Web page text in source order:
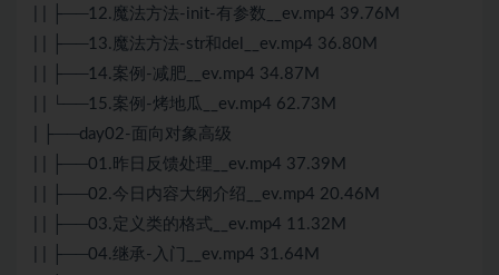
| | ├──12.魔法方法-init-有参数__ev.mp4 39.76M
| | ├──13.魔法方法-str和del__ev.mp4 36.80M
| | ├──14.案例-减肥__ev.mp4 34.87M
| | └──15.案例-烤地瓜__ev.mp4 62.73M
| ├──day02-面向对象高级
| | ├──01.昨日反馈处理__ev.mp4 37.39M
| | ├──02.今日内容大纲介绍__ev.mp4 20.46M
| | ├──03.定义类的格式__ev.mp4 11.32M
| | ├──04.继承-入门__ev.mp4 31.64M